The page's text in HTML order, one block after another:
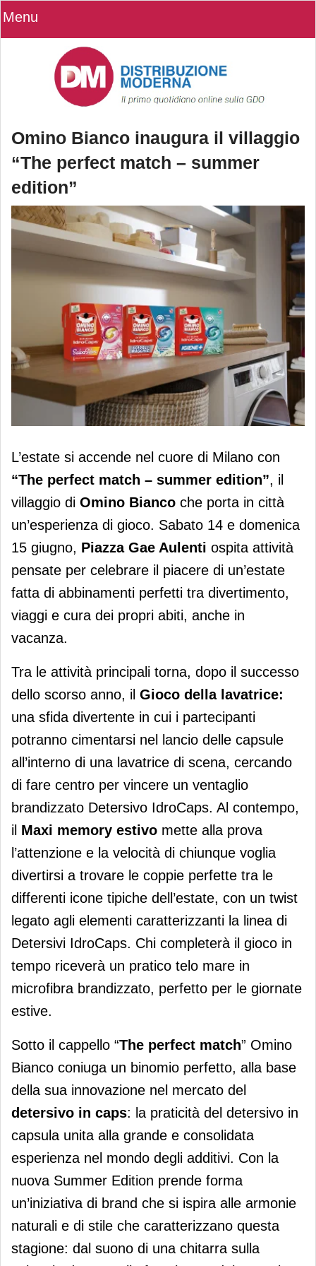
Menu
Omino Bianco inaugura il villaggio
“The perfect match – summer
edition”
Omino Bianco inaugura il villaggio
edition”
L’estate si accende nel cuore di Milano con
“The perfect match – summer edition”, il
villaggio di Omino Bianco che porta in città
un’esperienza di gioco. Sabato 14 e domenica
15 giugno, Piazza Gae Aulenti ospita attività
pensate per celebrare il piacere di un’estate
fatta di abbinamenti perfetti tra divertimento,
viaggi e cura dei propri abiti, anche in
vacanza.
Tra le attività principali torna, dopo il successo
dello scorso anno, il Gioco della lavatrice:
una sfida divertente in cui i partecipanti
potranno cimentarsi nel lancio delle capsule
all’interno di una lavatrice di scena, cercando
di fare centro per vincere un ventaglio
brandizzato Detersivo IdroCaps. Al contempo,
il Maxi memory estivo mette alla prova
l’attenzione e la velocità di chiunque voglia
divertirsi a trovare le coppie perfette tra le
differenti icone tipiche dell’estate, con un twist
legato agli elementi caratterizzanti la linea di
Detersivi IdroCaps. Chi completerà il gioco in
tempo riceverà un pratico telo mare in
microfibra brandizzato, perfetto per le giornate
estive.
Sotto il cappello “The perfect match” Omino
Bianco coniuga un binomio perfetto, alla base
della sua innovazione nel mercato del
detersivo in caps: la praticità del detersivo in
capsula unita alla grande e consolidata
esperienza nel mondo degli additivi. Con la
nuova Summer Edition prende forma
un’iniziativa di brand che si ispira alle armonie
naturali e di stile che caratterizzano questa
stagione: dal suono di una chitarra sulla